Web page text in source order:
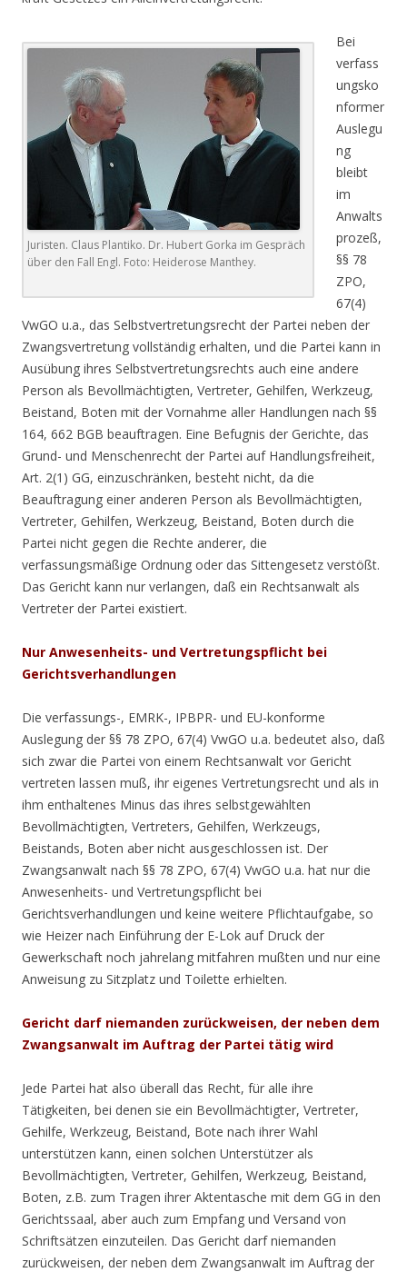
Juristen. Claus Plantiko. Dr. Hubert Gorka im Gespräch
über den Fall Engl. Foto: Heiderose Manthey.
Bei
verfass
ungsko
nformer
Auslegu
ng
bleibt
im
Anwalts
prozeß,
§§ 78
ZPO,
67(4)
VwGO u.a., das Selbstvertretungsrecht der Partei neben der
Zwangsvertretung vollständig erhalten, und die Partei kann in
Ausübung ihres Selbstvertretungsrechts auch eine andere
Person als Bevollmächtigten, Vertreter, Gehilfen, Werkzeug,
Beistand, Boten mit der Vornahme aller Handlungen nach §§
164, 662 BGB beauftragen. Eine Befugnis der Gerichte, das
Grund- und Menschenrecht der Partei auf Handlungsfreiheit,
Art. 2(1) GG, einzuschränken, besteht nicht, da die
Beauftragung einer anderen Person als Bevollmächtigten,
Vertreter, Gehilfen, Werkzeug, Beistand, Boten durch die
Partei nicht gegen die Rechte anderer, die
verfassungsmäßige Ordnung oder das Sittengesetz verstößt.
Das Gericht kann nur verlangen, daß ein Rechtsanwalt als
Vertreter der Partei existiert.
Nur Anwesenheits- und Vertretungspflicht bei
Gerichtsverhandlungen
Die verfassungs-, EMRK-, IPBPR- und EU-konforme
Auslegung der §§ 78 ZPO, 67(4) VwGO u.a. bedeutet also, daß
sich zwar die Partei von einem Rechtsanwalt vor Gericht
vertreten lassen muß, ihr eigenes Vertretungsrecht und als in
ihm enthaltenes Minus das ihres selbstgewählten
Bevollmächtigten, Vertreters, Gehilfen, Werkzeugs,
Beistands, Boten aber nicht ausgeschlossen ist. Der
Zwangsanwalt nach §§ 78 ZPO, 67(4) VwGO u.a. hat nur die
Anwesenheits- und Vertretungspflicht bei
Gerichtsverhandlungen und keine weitere Pflichtaufgabe, so
wie Heizer nach Einführung der E-Lok auf Druck der
Gewerkschaft noch jahrelang mitfahren mußten und nur eine
Anweisung zu Sitzplatz und Toilette erhielten.
Gericht darf niemanden zurückweisen, der neben dem
Zwangsanwalt im Auftrag der Partei tätig wird
Jede Partei hat also überall das Recht, für alle ihre
Tätigkeiten, bei denen sie ein Bevollmächtigter, Vertreter,
Gehilfe, Werkzeug, Beistand, Bote nach ihrer Wahl
unterstützen kann, einen solchen Unterstützer als
Bevollmächtigten, Vertreter, Gehilfen, Werkzeug, Beistand,
Boten, z.B. zum Tragen ihrer Aktentasche mit dem GG in den
Gerichtssaal, aber auch zum Empfang und Versand von
Schriftsätzen einzuteilen. Das Gericht darf niemanden
zurückweisen, der neben dem Zwangsanwalt im Auftrag der